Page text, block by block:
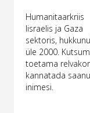
Humanitaarkriis
Iisraelis ja Gaza
sektoris,
üle 2000.
toetama
kannatada
inimesi.